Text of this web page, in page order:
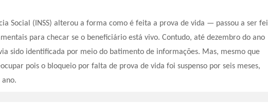
Social (INSS) alterou a forma como é feita a prova de vida — passou a ser
para checar se o beneficiário está vivo. Contudo, até dezembro do ano
sido identificada por meio do batimento de informações. Mas, mesmo que
pois o bloqueio por falta de prova de vida foi suspenso por seis meses,